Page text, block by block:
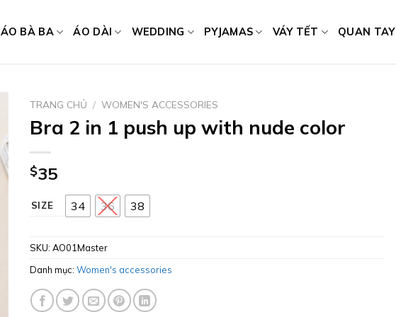
ÁO BÀ BA ÁO DÀI WEDDING PYJAMAS VÁY TẾT QUAN TAY
TRANG CHỦ / WOMEN'S ACCESSORIES
Bra 2 in 1 push up with nude color
$35
SIZE 34 36 38
SKU: AO01Master
Danh mục: Women's accessories